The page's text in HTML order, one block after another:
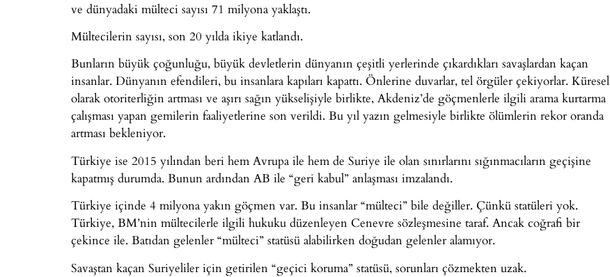
ve dünyadaki mülteci sayısı 71 milyona yaklaştı.
Mültecilerin sayısı, son 20 yılda ikiye katlandı.
Bunların büyük çoğunluğu, büyük devletlerin dünyanın çeşitli yerlerinde çıkardıkları savaşlardan kaçan
insanlar. Dünyanın efendileri, bu insanlara kapıları kapattı. Önlerine duvarlar, tel örgüler çekiyorlar. Küresel
olarak otoriterliğin artması ve aşırı sağın yükselişiyle birlikte, Akdeniz’de göçmenlerle ilgili arama kurtarma
çalışması yapan gemilerin faaliyetlerine son verildi. Bu yıl yazın gelmesiyle birlikte ölümlerin rekor oranda
artması bekleniyor.
Türkiye ise 2015 yılından beri hem Avrupa ile hem de Suriye ile olan sınırlarını sığınmacıların geçişine
kapatmış durumda. Bunun ardından AB ile “geri kabul” anlaşması imzalandı.
Türkiye içinde 4 milyona yakın göçmen var. Bu insanlar “mülteci” bile değiller. Çünkü statüleri yok.
Türkiye, BM’nin mültecilerle ilgili hukuku düzenleyen Cenevre sözleşmesine taraf. Ancak coğrafi bir
çekince ile. Batıdan gelenler “mülteci” statüsü alabilirken doğudan gelenler alamıyor.
Savaştan kaçan Suriyeliler için getirilen “geçici koruma” statüsü, sorunları çözmekten uzak.